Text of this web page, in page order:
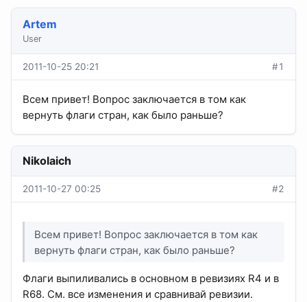
Artem
User
2011-10-25 20:21 #1
Всем привет! Вопрос заключается в том как
вернуть флаги стран, как было раньше?
Nikolaich
2011-10-27 00:25 #2
Всем привет! Вопрос заключается в том как
вернуть флаги стран, как было раньше?
Флаги выпиливались в основном в ревизиях R4 и в
R68. См. все изменения и сравнивай ревизии.